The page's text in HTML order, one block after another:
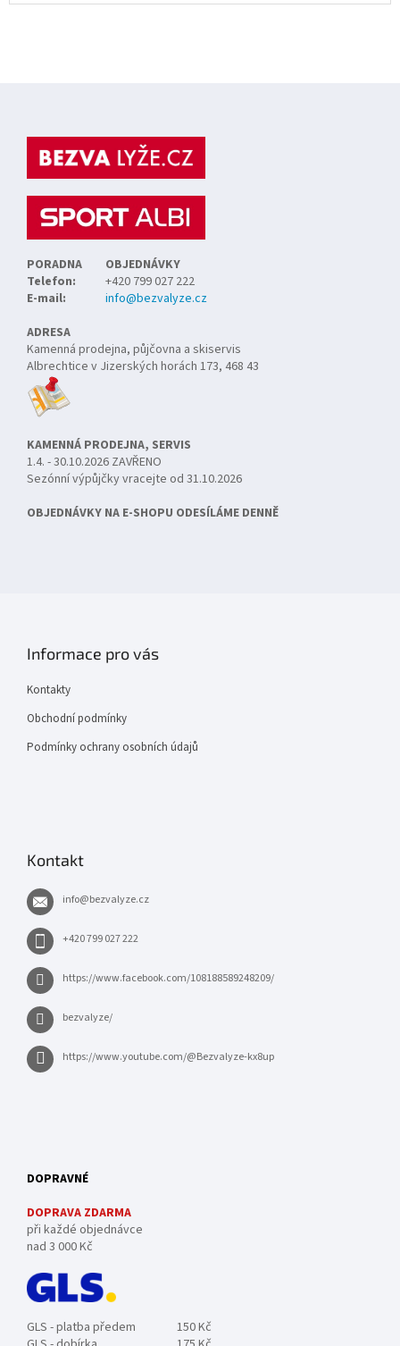
PORADNA
OBJEDNÁVKY
Telefon:
+420 799 027 222
E-mail:
info@bezvalyze.cz
ADRESA
Kamenná prodejna, půjčovna a skiservis
Albrechtice v Jizerských horách 173, 468 43
KAMENNÁ PRODEJNA, SERVIS
1.4. - 30.10.2026 ZAVŘENO
Sezónní výpůjčky vracejte od 31.10.2026
OBJEDNÁVKY NA E-SHOPU ODESÍLÁME DENNĚ
Informace pro vás
Kontakty
Obchodní podmínky
Podmínky ochrany osobních údajů
Kontakt
info@bezvalyze.cz
+420 799 027 222
https://www.facebook.com/108188589248209/
bezvalyze/
https://www.youtube.com/@Bezvalyze-kx8up
DOPRAVNÉ
DOPRAVA ZDARMA
při každé objednávce
nad 3 000 Kč
GLS - platba předem
150 Kč